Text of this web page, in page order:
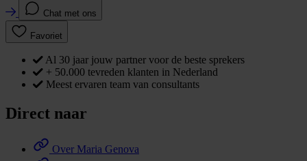
Chat met ons
Favoriet
Al 30 jaar jouw partner voor de beste sprekers
+ 50.000 tevreden klanten in Nederland
Meest ervaren team van consultants
Direct naar
Over Maria Genova